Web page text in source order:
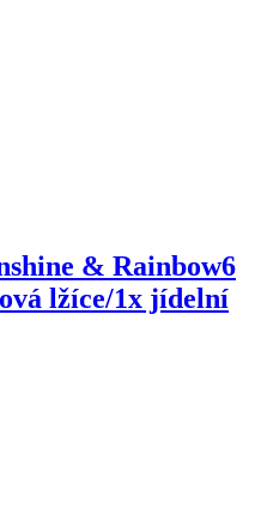
& Rainbow6
lžíce/1x jídelní